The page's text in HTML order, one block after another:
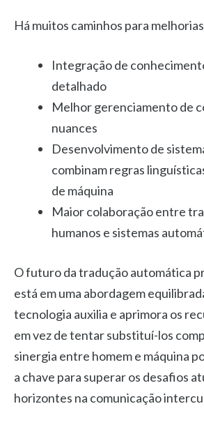
Há muitos caminhos para
Integração de
detalhado
Melhor gerenciamento de
nuances
Desenvolvimento de
combinam regras
de máquina
Maior colaboração entre
humanos e sistemas
O futuro da tradução automática
está em uma abordagem
tecnologia auxilia e aprimora os
em vez de tentar substituí-los
sinergia entre homem e máquina
a chave para superar os desafios
horizontes na comunicação